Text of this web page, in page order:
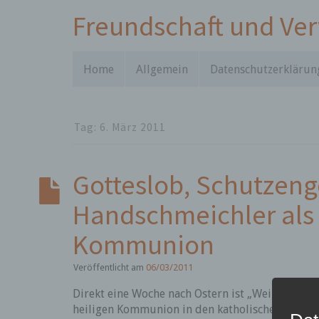
Freundschaft und
Home Allgemein
Tag: 6. März 2011
Gotteslob,
Handschmeichler
Kommunion
Veröffentlicht am 06/03/2011
Direkt eine Woche nach Ostern ist „Weißer
heiligen Kommunion in den katholischen